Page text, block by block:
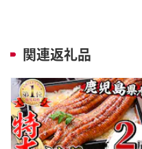
関連返礼品